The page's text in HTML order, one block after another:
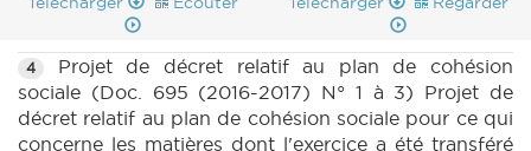
4
Projet de décret relatif au plan de cohésion
sociale (Doc. 695 (2016-2017) N° 1 à 3) Projet de
décret relatif au plan de cohésion sociale pour ce qui
concerne les matières dont l'exercice a été transféré